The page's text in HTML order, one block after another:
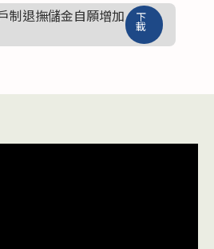
制退撫儲金自願增加
下
載